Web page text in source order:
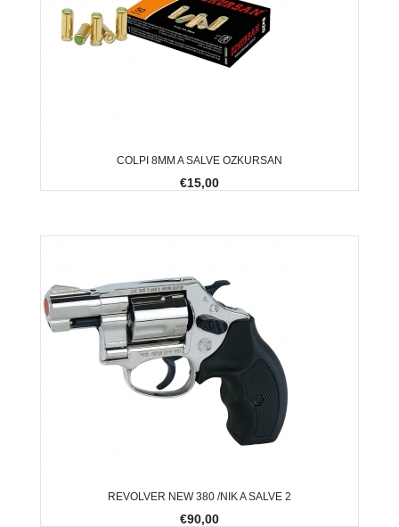
COLPI 8MM A SALVE OZKURSAN
€15,00
REVOLVER NEW 380 /NIK A SALVE 2
€90,00